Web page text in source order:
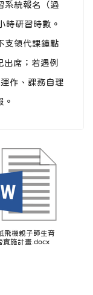
系統報名（過
時研習時數。
支領代課鐘點
出席；若遇例
作、課務自理
。
飛機親子師生育
實施計畫.docx